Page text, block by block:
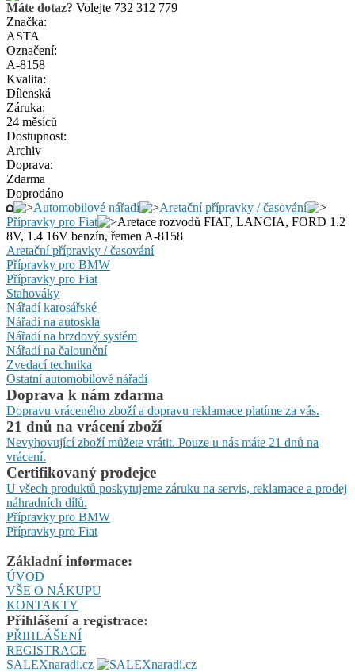
Máte dotaz? Volejte 732 312 779
Značka:
ASTA
Označení:
A-8158
Kvalita:
Dílenská
Záruka:
24 měsíců
Dostupnost:
Archiv
Doprava:
Zdarma
Doprodáno
Automobilové nářadí
Aretační přípravky / časování
Přípravky pro Fiat
Aretace rozvodů FIAT, LANCIA, FORD 1.2
8V, 1.4 16V benzín, řemen A-8158
Aretační přípravky / časování
Přípravky pro BMW
Přípravky pro Fiat
Stahováky
Nářadí karosářské
Nářadí na autoskla
Nářadí na brzdový systém
Nářadí na čalounění
Zvedací technika
Ostatní automobilové nářadí
Doprava k nám zdarma
Dopravu vráceného zboží a dopravu reklamace platíme za vás.
21 dnů na vrácení zboží
Nevyhovující zboží můžete vrátit. Pouze u nás máte 21 dnů na
vrácení.
Certifikovaný prodejce
U všech produktů poskytujeme záruku na servis, reklamace a prodej
náhradních dílů.
Přípravky pro BMW
Přípravky pro Fiat
Základní informace:
ÚVOD
VŠE O NÁKUPU
KONTAKTY
Přihlášení a registrace:
PŘIHLÁŠENÍ
REGISTRACE
SALEXnaradi.cz